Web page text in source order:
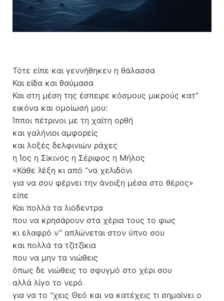
Τότε είπε και γεννήθηκεν η θάλασσα
Και είδα και θαύμασα
Και στη μέση της έσπειρε κόσμους μικρούς κατ”
εικόνα και ομοίωσή μου:
Ίπποι πέτρινοι με τη χαίτη ορθή
και γαλήνιοι αμφορείς
και λοξές δελφινιών ράχες
η Ίος η Σίκινος η Σέριφος η Μήλος
«Κάθε λέξη κι από “να χελιδόνι
για να σου φέρνει την άνοιξη μέσα στο θέρος»
είπε
Και πολλά τα λιόδεντρα
που να κρησάρουν στα χέρια τους το φως
κι ελαφρό ν” απλώνεται στον ύπνο σου
και πολλά τα τζιτζίκια
που να μην τα νιώθεις
όπως δε νιώθεις το σφυγμό στο χέρι σου
αλλά λίγο το νερό
για να το “χεις Θεό και να κατέχεις τι σημαίνει ο